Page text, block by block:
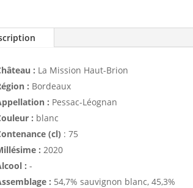
: La Mission Haut-Brion
: Bordeaux
: Pessac-Léognan
: blanc
(cl) : 75
: 2020
: -
: 54,7% sauvignon blanc, 45,3%